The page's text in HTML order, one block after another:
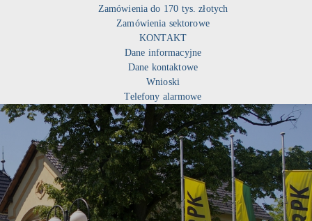
Zamówienia do 170 tys. złotych
Zamówienia sektorowe
KONTAKT
Dane informacyjne
Dane kontaktowe
Wnioski
Telefony alarmowe